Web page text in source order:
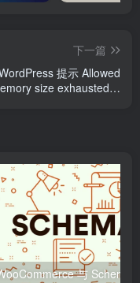
下一篇
提示 Allowed
size exhausted？